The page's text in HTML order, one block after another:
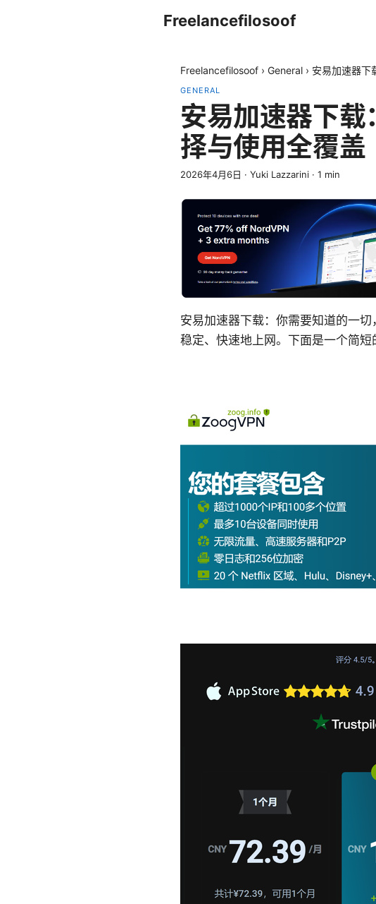
Freelancefilosoof
Freelancefilosoof › General › 安易加速器下
GENERAL
安易加速器下
择与使用全覆盖
2026年4月6日 · Yuki Lazzarini · 1 min
安易加速器下载：你需要知道的一
稳定、快速地上网。下面是一个简短